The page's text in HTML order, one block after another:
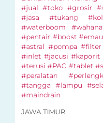
#jual #toko #grosir
#jasa #tukang
#waterboom
#pentair #boost
#astral #pompa
#inlet #jacusi
#terusi #PAC #tablet
#peralatan
#tangga #lampu
#maindrain
JAWA TIMUR